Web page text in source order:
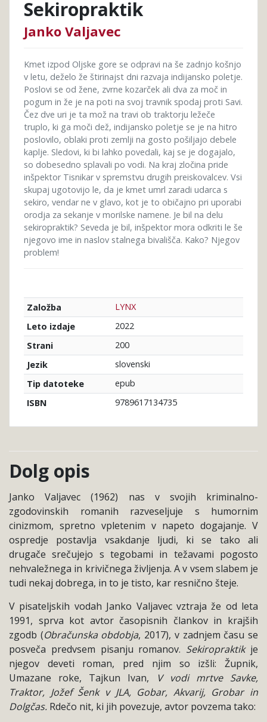
Sekiropraktik
Janko Valjavec
Kmet izpod Oljske gore se odpravi na še zadnjo košnjo
v letu, deželo že štirinajst dni razvaja indijansko poletje.
Poslovi se od žene, zvrne kozarček ali dva za moč in
pogum in že je na poti na svoj travnik spodaj proti Savi.
Čez dve uri je ta mož na travi ob traktorju ležeče
truplo, ki ga moči dež, indijansko poletje se je na hitro
poslovilo, oblaki proti zemlji na gosto pošiljajo debele
kaplje. Sledovi, ki bi lahko povedali, kaj se je dogajalo,
so dobesedno splavali po vodi. Na kraj zločina pride
inšpektor Tisnikar v spremstvu drugih preiskovalcev. Vsi
skupaj ugotovijo le, da je kmet umrl zaradi udarca s
sekiro, vendar ne v glavo, kot je to običajno pri uporabi
orodja za sekanje v morilske namene. Je bil na delu
sekiropraktik? Seveda je bil, inšpektor mora odkriti le še
njegovo ime in naslov stalnega bivališča. Kako? Njegov
problem!
Založba
LYNX
Leto izdaje
2022
Strani
200
Jezik
slovenski
Tip datoteke
epub
ISBN
9789617134735
Dolg opis
Janko Valjavec (1962) nas v svojih kriminalno-
zgodovinskih romanih razveseljuje s humornim
cinizmom, spretno vpletenim v napeto dogajanje. V
ospredje postavlja vsakdanje ljudi, ki se tako ali
drugače srečujejo s tegobami in težavami pogosto
nehvaležnega in krivičnega življenja. A v vsem slabem je
tudi nekaj dobrega, in to je tisto, kar resnično šteje.
V pisateljskih vodah Janko Valjavec vztraja že od leta
1991, sprva kot avtor časopisnih člankov in krajših
zgodb (Obračunska obdobja, 2017), v zadnjem času se
posveča predvsem pisanju romanov. Sekiropraktik je
njegov deveti roman, pred njim so izšli: Župnik,
Umazane roke, Tajkun Ivan,
V vodi mrtve Savke,
Traktor, Jožef Šenk v JLA, Gobar, Akvarij, Grobar in
Dolgčas. Rdečo nit, ki jih povezuje, avtor povzema tako: